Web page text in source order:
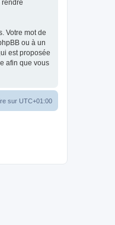
rendre
Votre mot de
ou à un
est proposée
afin que vous
sur UTC+01:00